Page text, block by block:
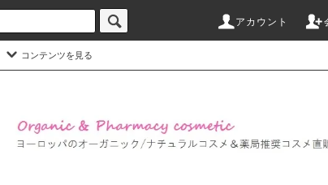
アカウント
コンテンツを見る